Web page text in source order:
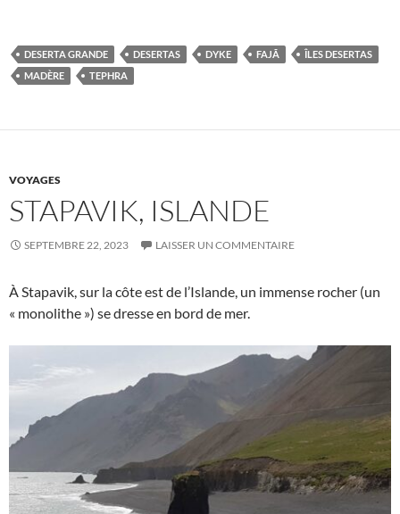
DESERTA GRANDE DESERTAS DYKE FAJÃ
ÎLES DESERTAS
MADÈRE
TEPHRA
VOYAGES
STAPAVIK, ISLANDE
SEPTEMBRE 22, 2023 LAISSER UN COMMENTAIRE
À Stapavik, sur la côte est de l’Islande, un immense rocher (un
« monolithe ») se dresse en bord de mer.